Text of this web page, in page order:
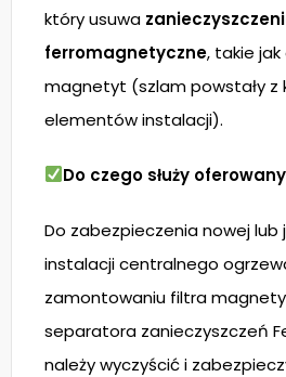
który usuwa
ferromagnetyczne, takie jak
magnetyt (szlam powstały z
elementów instalacji).
Do czego służy
Do zabezpieczenia nowej lub
instalacji centralnego
zamontowaniu filtra
separatora zanieczyszczeń
należy wyczyścić i